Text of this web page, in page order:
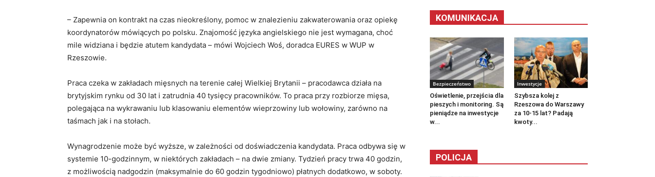
– Zapewnia on kontrakt na czas nieokreślony, pomoc w znalezieniu zakwaterowania oraz opiekę
koordynatorów mówiących po polsku. Znajomość języka angielskiego nie jest wymagana, choć
mile widziana i będzie atutem kandydata – mówi Wojciech Woś, doradca EURES w WUP w
Rzeszowie.
Praca czeka w zakładach mięsnych na terenie całej Wielkiej Brytanii – pracodawca działa na
brytyjskim rynku od 30 lat i zatrudnia 40 tysięcy pracowników. To praca przy rozbiorze mięsa,
polegająca na wykrawaniu lub klasowaniu elementów wieprzowiny lub wołowiny, zarówno na
taśmach jak i na stołach.
Wynagrodzenie może być wyższe, w zależności od doświadczenia kandydata. Praca odbywa się w
systemie 10-godzinnym, w niektórych zakładach – na dwie zmiany. Tydzień pracy trwa 40 godzin,
z możliwością nadgodzin (maksymalnie do 60 godzin tygodniowo) płatnych dodatkowo, w soboty.
KOMUNIKACJA
Bezpieczeństwo
Oświetlenie, przejścia dla
pieszych i monitoring. Są
pieniądze na inwestycje
w...
Inwestycje
Szybsza kolej z
Rzeszowa do Warszawy
za 10-15 lat? Padają
kwoty...
POLICJA